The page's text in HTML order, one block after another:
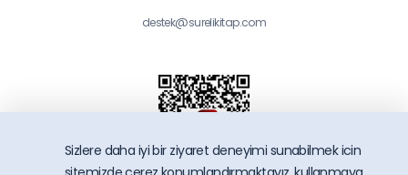
destek@surelikitap.com
Sizlere daha iyi bir ziyaret deneyimi sunabilmek icin